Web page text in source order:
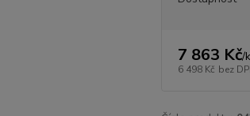
7 863 Kč/
6 498 Kč bez